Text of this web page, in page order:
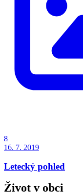
8
16. 7. 2019
Letecký pohled
Život v obci